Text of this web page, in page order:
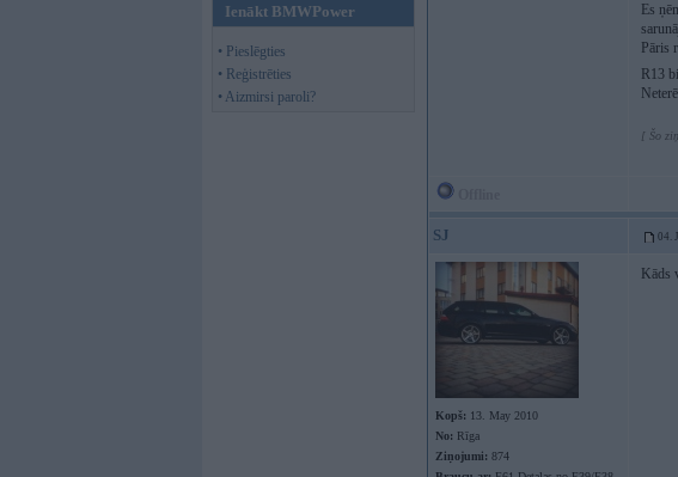
Ienākt BMWPower
• Pieslēgties
• Reģistrēties
• Aizmirsi paroli?
Es
Pāris
R13
[ Šo
SJ 04.
Kopš: 13. May 2010
No: Rīga
Ziņojumi: 874
Kāds